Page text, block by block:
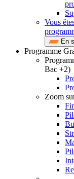
Vous
En
Programme
Bac +2)
Zoom